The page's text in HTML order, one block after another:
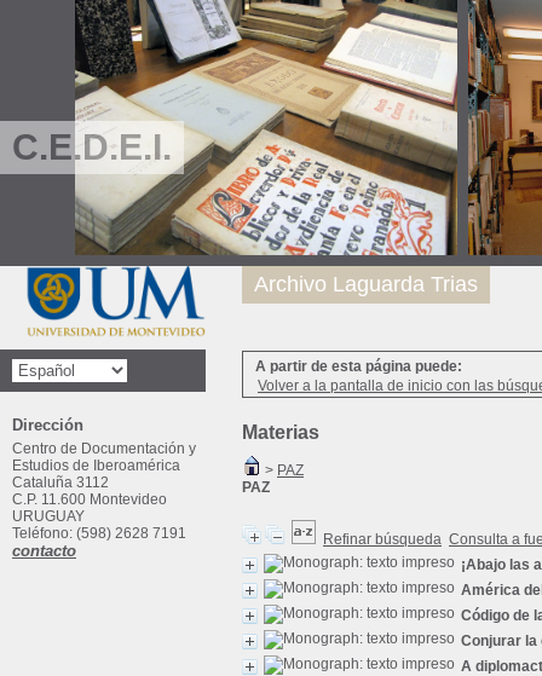
C.E.D.E.I.
A partir de esta página puede:
Volver a la pantalla de inicio con las
Materias
> PAZ
PAZ
Refinar búsqueda Consulta a
¡Abajo las
América
Código de
Conjurar la
A
Archivo Laguarda Trias
Dirección
Centro de Documentación y
Estudios de Iberoamérica
Cataluña 3112
C.P. 11.600 Montevideo
URUGUAY
Teléfono: (598) 2628 7191
contacto